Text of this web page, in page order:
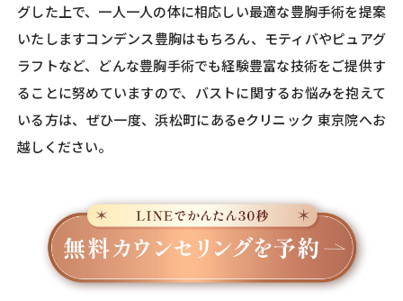
グした上で、一人一人の体に相応しい最適な豊胸手術を提案
いたしますコンデンス豊胸はもちろん、モティバやピュアグ
ラフトなど、どんな豊胸手術でも経験豊富な技術をご提供す
ることに努めていますので、バストに関するお悩みを抱えて
いる方は、ぜひ一度、浜松町にあるeクリニック 東京院へお
越しください。